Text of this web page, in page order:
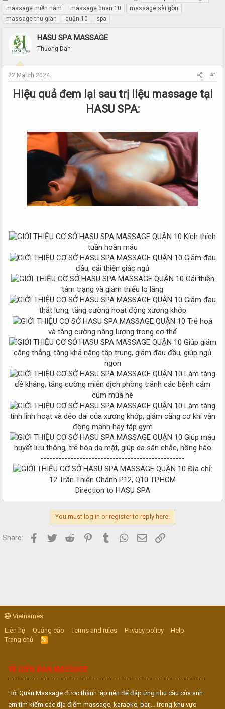
h
r
e
s
r
t
a
r
t
d
massage miền nam
massage quan 10
massage sài gòn
massage thu gian
quận 10 spa
HASU SPA MASSAGE
Thường Dân
22 March 2024 #1
Hiệu quả đem lại sau trị liệu massage tại
HASU SPA:
Kích thích
tuần hoàn máu
Giảm đau
đầu, cải thiện giấc ngủ
Cải thiện
tâm trạng và giảm thiểu lo lắng
Giảm đau
thắt lưng, tăng cường hoạt động xương khớp
Trẻ hoá
và tăng cường năng lượng trong cơ thể
Giúp giảm
căng thẳng, tăng khả năng tập trung, giảm đau đầu, giúp ngủ
ngon
Làm tăng
đề kháng, tăng cường miễn dịch phòng tránh các bệnh cảm
cúm mùa hè
Làm tăng
tính linh hoạt và dẻo dai của xương khớp, giảm căng cơ khi vận
động mạnh hay tập gym
Giúp máu
huyết lưu thông, trẻ hóa da mặt, giúp da săn chắc, hồng hào
------------------------------------------------
Địa chỉ:
12 Trần Thiện Chánh P12, Q10 TP.HCM
Direction to HASU SPA​
You must log in or register to reply here.
Share: Facebook
Twitter Reddit PinterestTumblr WhatsApp
Email
Vietnames
Liên hệ
Quảng cáo Terms and rules Privacy policy
Help
Trang chủ
R
S
VỀ DIỄN ĐÀN MASSAGE
Hội Quán Massage được thành lập nên để đáp ứng nhu cầu của anh
em tìm kiếm các địa điểm massage, karaoke, bar,... trong khu vực